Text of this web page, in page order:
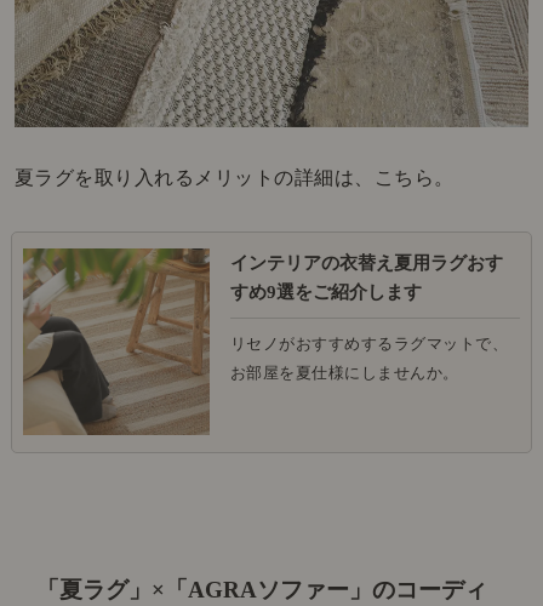
夏ラグを取り入れるメリットの詳細は、こちら。
インテリアの衣替え夏用ラグおす
すめ9選をご紹介します
リセノがおすすめするラグマットで、
お部屋を夏仕様にしませんか。
「夏ラグ」×「AGRAソファー」のコーディ